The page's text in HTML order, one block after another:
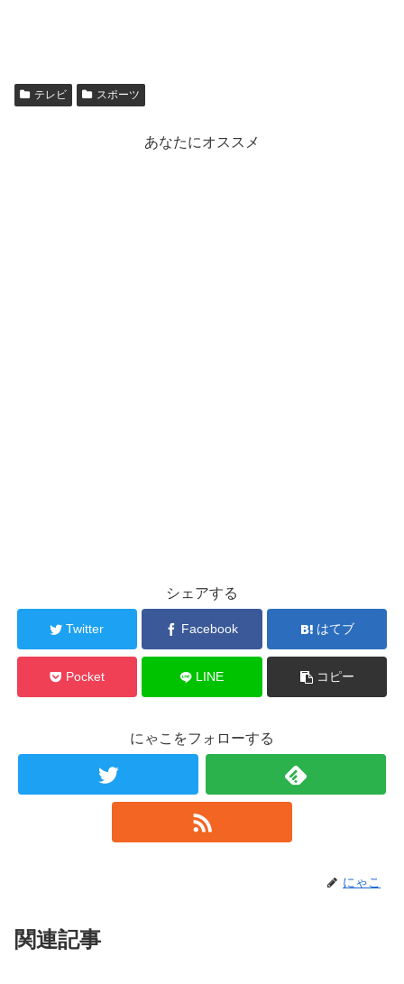
テレビ スポーツ
あなたにオススメ
シェアする
Twitter Facebook はてブ
Pocket LINE コピー
にゃこをフォローする
にゃこ
関連記事